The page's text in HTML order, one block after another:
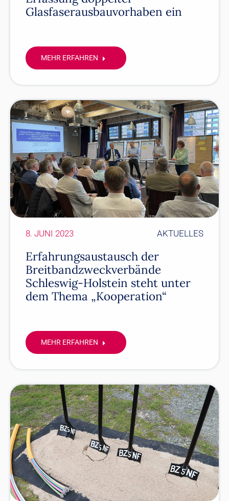
Glasfaserausbauvorhaben ein
MEHR ERFAHREN
Erfahrungsaustausch der
Breitbandzweckverbände
Schleswig-Holstein steht unter
dem Thema „Kooperation“
AKTUELLES
8. JUNI 2023
MEHR ERFAHREN